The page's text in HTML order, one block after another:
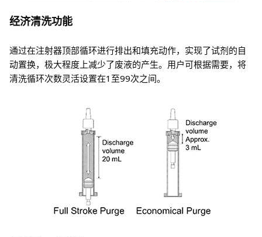
经济清洗功能
通过在注射器顶部循环进行排出和填充动作，实现了试剂的自
动置换，极大程度上减少了废液的产生。用户可根据需要，将
清洗循环次数灵活设置在1至99次之间。